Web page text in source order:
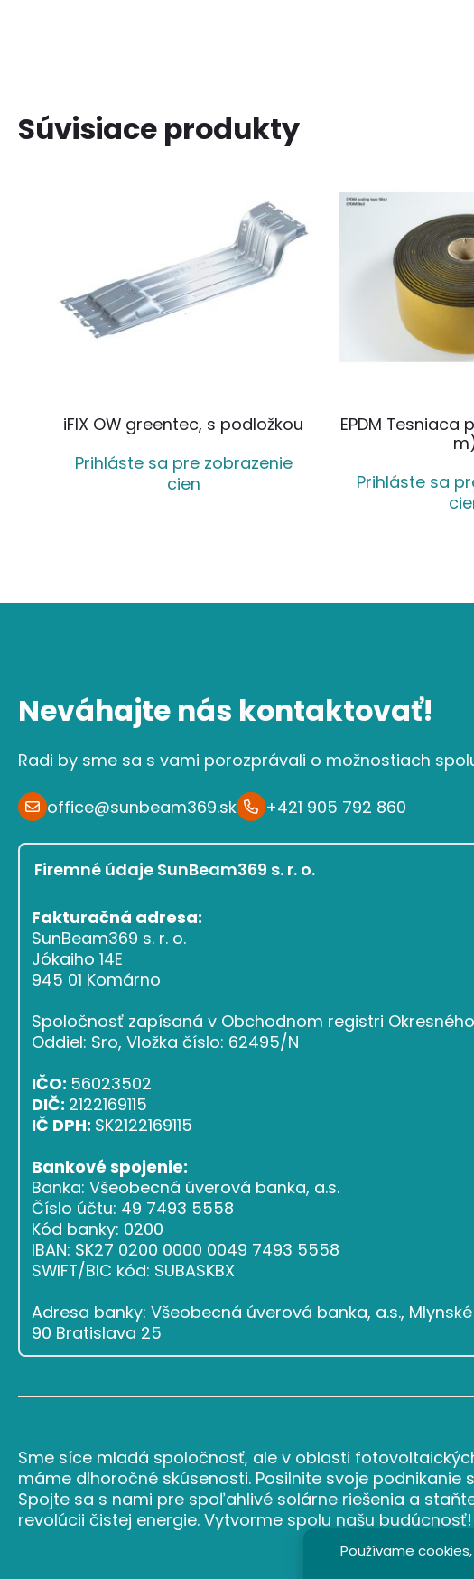
Používame
Súvisiace produkty
iFIX OW greentec, s podložkou
Prihláste sa pre zobrazenie
cien
EPDM Tesniaca
Prihláste sa
Neváhajte nás kontaktovať!
Radi by sme sa s vami porozprávali o možnostiach
office@sunbeam369.sk +421 905 792 860
Firemné údaje SunBeam369 s. r. o.
Fakturačná adresa:
SunBeam369 s. r. o.
Jókaiho 14E
945 01 Komárno
Spoločnosť zapísaná v Obchodnom registri
Oddiel: Sro, Vložka číslo: 62495/N
IČO: 56023502
DIČ: 2122169115
IČ DPH: SK2122169115
Bankové spojenie:
Banka: Všeobecná úverová banka, a.s.
Číslo účtu: 49 7493 5558
Kód banky: 0200
IBAN: SK27 0200 0000 0049 7493 5558
SWIFT/BIC kód: SUBASKBX
Adresa banky: Všeobecná úverová banka, a.s., Mlynské
90 Bratislava 25
Sme síce mladá spoločnosť, ale v oblasti
máme dlhoročné skúsenosti. Posilnite svoje podnikanie
Spojte sa s nami pre spoľahlivé solárne riešenia a
revolúcii čistej energie. Vytvorme spolu našu budúcnosť!